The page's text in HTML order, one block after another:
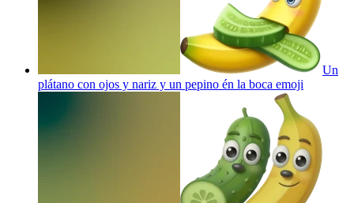
Un
plátano con ojos y nariz y un pepino én la boca emoji